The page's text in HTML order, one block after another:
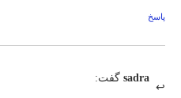
پاسخ
sadra گفت: